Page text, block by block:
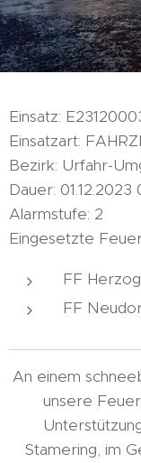
Einsatz:
Einsatzart:
Bezirk: Urfahr-
Dauer: 01.12.2023
Alarmstufe: 2
Eingesetzte
FF
FF
An einem
unsere
Stamering, im